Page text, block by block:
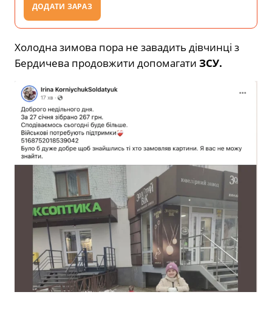
ДОДАТИ ЗАРАЗ
Холодна зимова пора не завадить дівчинці з
Бердичева продовжити допомагати ЗСУ.